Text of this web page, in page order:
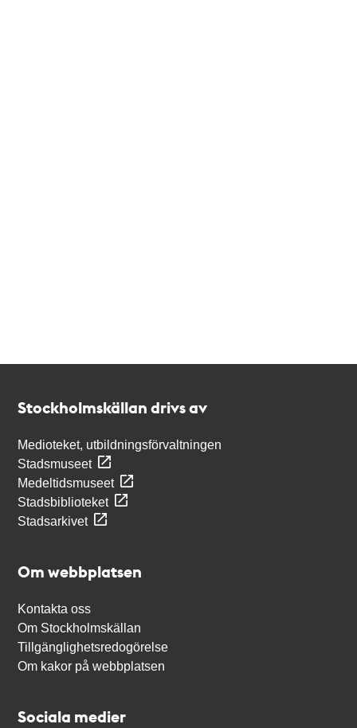
Stockholmskällan drivs av
Medioteket, utbildningsförvaltningen
Stadsmuseet
Medeltidsmuseet
Stadsbiblioteket
Stadsarkivet
Om webbplatsen
Kontakta oss
Om Stockholmskällan
Tillgänglighetsredogörelse
Om kakor på webbplatsen
Sociala medier